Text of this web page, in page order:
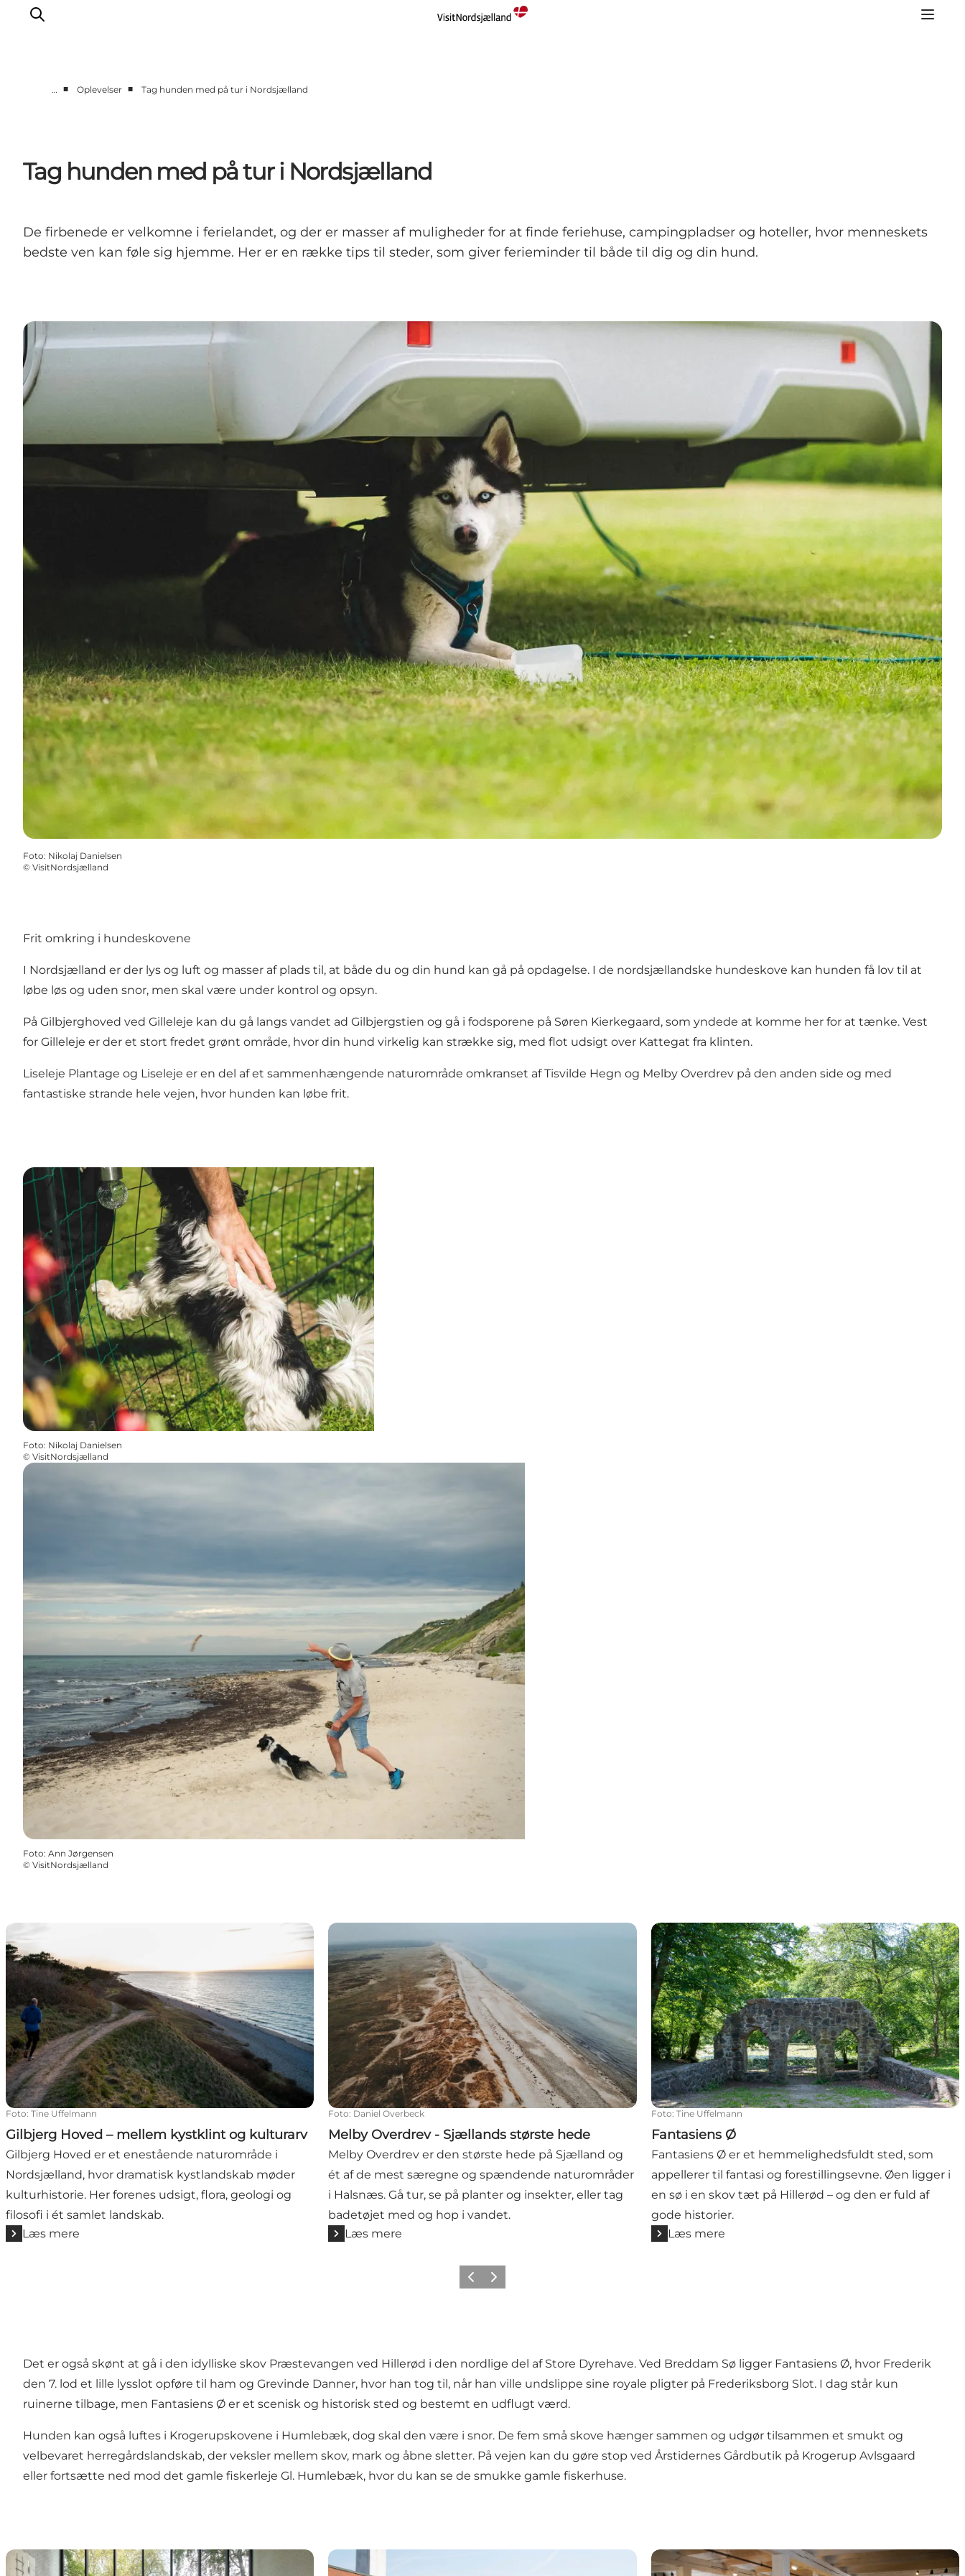
Det Sker
Overnatning
Planlæg ferien
… ■ Oplevelser ■ Tag hunden med på tur i Nordsjælland
Tag hunden med på tur i Nordsjælland
De firbenede er velkomne i ferielandet, og der er masser af muligheder for at finde feriehuse, campingpladser og hoteller, hvor menneskets
bedste ven kan føle sig hjemme. Her er en række tips til steder, som giver ferieminder til både til dig og din hund.
Foto: Nikolaj Danielsen
© VisitNordsjælland
Frit omkring i hundeskovene
I Nordsjælland er der lys og luft og masser af plads til, at både du og din hund kan gå på opdagelse. I de nordsjællandske hundeskove kan hunden få lov til at
løbe løs og uden snor, men skal være under kontrol og opsyn.
På Gilbjerghoved ved Gilleleje kan du gå langs vandet ad Gilbjergstien og gå i fodsporene på Søren Kierkegaard, som yndede at komme her for at tænke. Vest
for Gilleleje er der et stort fredet grønt område, hvor din hund virkelig kan strække sig, med flot udsigt over Kattegat fra klinten.
Liseleje Plantage og Liseleje er en del af et sammenhængende naturområde omkranset afTisvilde Hegn og Melby Overdrev på den anden side og med
fantastiske strande hele vejen, hvor hunden kan løbe frit.
Foto: Nikolaj Danielsen
© VisitNordsjælland
Foto: Ann Jørgensen
© VisitNordsjælland
Gilbjerg Hoved – mellem kystklint og kulturarv
Foto: Tine Uffelmann
Gilbjerg Hoved – mellem kystklint og kulturarv
Gilbjerg Hoved er et enestående naturområde i
Nordsjælland, hvor dramatisk kystlandskab møder
kulturhistorie. Her forenes udsigt, flora, geologi og
filosofi i ét samlet landskab.
Læs mere
Melby Overdrev - Sjællands største hede
Foto: Daniel Overbeck
Melby Overdrev - Sjællands største hede
Melby Overdrev er den største hede på Sjælland og
ét af de mest særegne og spændende naturområder
i Halsnæs. Gå tur, se på planter og insekter, eller tag
badetøjet med og hop i vandet.
Læs mere
Fantasiens Ø
Foto: Tine Uffelmann
Fantasiens Ø
Fantasiens Ø er et hemmelighedsfuldt sted, som
appellerer til fantasi og forestillingsevne. Øen ligger i
en sø i en skov tæt på Hillerød – og den er fuld af
gode historier.
Læs mere
ForrigeNæste
Det er også skønt at gå i den idylliske skov Præstevangen ved Hillerød i den nordlige del af Store Dyrehave. Ved Breddam Sø ligger Fantasiens Ø, hvor Frederik
den 7. lod et lille lysslot opføre til ham og Grevinde Danner, hvor han tog til, når han ville undslippe sine royale pligter på Frederiksborg Slot. I dag står kun
ruinerne tilbage, men Fantasiens Ø er et scenisk og historisk sted og bestemt en udflugt værd.
Hunden kan også luftes i Krogerupskovene i Humlebæk, dog skal den være i snor. De fem små skove hænger sammen og udgør tilsammen et smukt og
velbevaret herregårdslandskab, der veksler mellem skov, mark og åbne sletter. På vejen kan du gøre stop ved Årstidernes Gårdbutik på Krogerup Avlsgaard
eller fortsætte ned mod det gamle fiskerleje Gl. Humlebæk, hvor du kan se de smukke gamle fiskerhuse.
Louisiana Museum of Modern Art – moderne kunst i DanmarkLouisiana Café - Middagsretter og eftermiddagskaffe med udsigt til ØresundAarstiderne Gårdbutik & Café i Humlebæk